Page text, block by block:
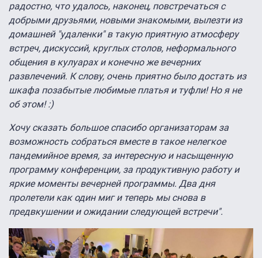
радостно, что удалось, наконец, повстречаться с
добрыми друзьями, новыми знакомыми, вылезти из
домашней "удаленки" в такую приятную атмосферу
встреч, дискуссий, круглых столов, неформального
общения в кулуарах и конечно же вечерних
развлечений. К слову, очень приятно было достать из
шкафа позабытые любимые платья и туфли! Но я не
об этом! :)
Хочу сказать большое спасибо организаторам за
возможность собраться вместе в такое нелегкое
пандемийное время, за интересную и насыщенную
программу конференции, за продуктивную работу и
яркие моменты вечерней программы. Два дня
пролетели как один миг и теперь мы снова в
предвкушении и ожидании следующей встречи".